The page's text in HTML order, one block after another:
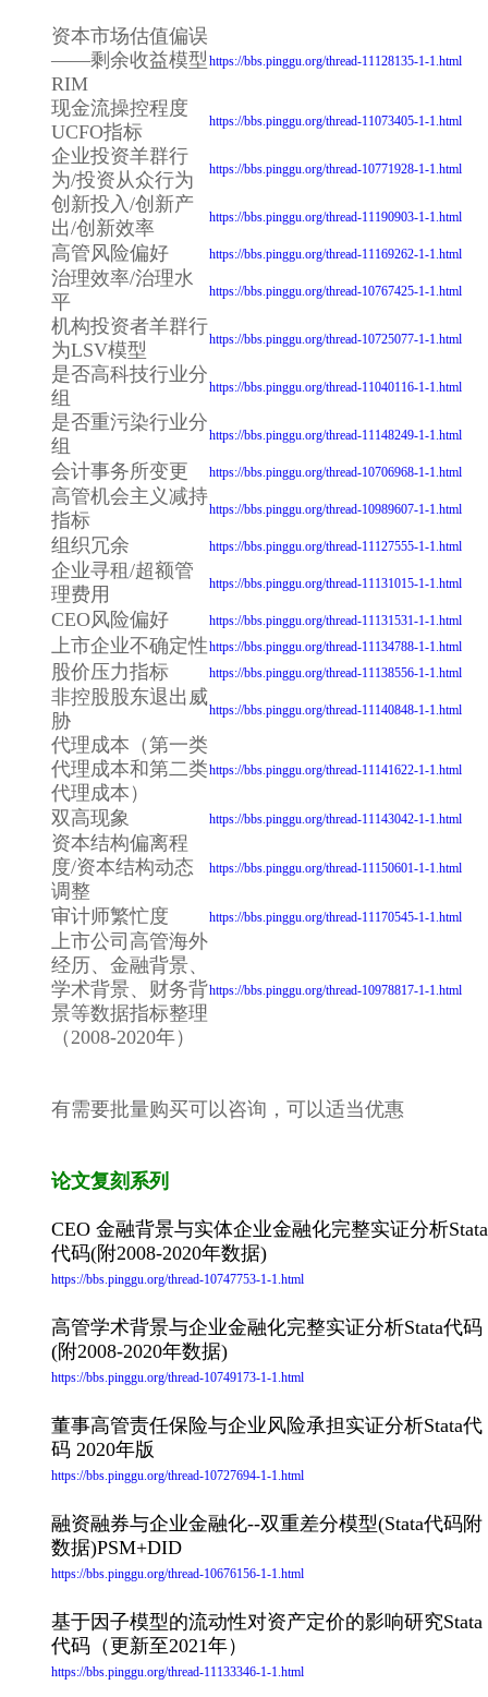
资本市场估值偏误
——剩余收益模型
RIM
https://bbs.pinggu.org/thread-11128135-1-1.html
现金流操控程度
UCFO指标
https://bbs.pinggu.org/thread-11073405-1-1.html
企业投资羊群行
为/投资从众行为
https://bbs.pinggu.org/thread-10771928-1-1.html
创新投入/创新产
出/创新效率
https://bbs.pinggu.org/thread-11190903-1-1.html
高管风险偏好 https://bbs.pinggu.org/thread-11169262-1-1.html
治理效率/治理水
平
https://bbs.pinggu.org/thread-10767425-1-1.html
机构投资者羊群行
为LSV模型
https://bbs.pinggu.org/thread-10725077-1-1.html
是否高科技行业分
组
https://bbs.pinggu.org/thread-11040116-1-1.html
是否重污染行业分
组
https://bbs.pinggu.org/thread-11148249-1-1.html
会计事务所变更 https://bbs.pinggu.org/thread-10706968-1-1.html
高管机会主义减持
指标
https://bbs.pinggu.org/thread-10989607-1-1.html
组织冗余 https://bbs.pinggu.org/thread-11127555-1-1.html
企业寻租/超额管
理费用
https://bbs.pinggu.org/thread-11131015-1-1.html
CEO风险偏好 https://bbs.pinggu.org/thread-11131531-1-1.html
上市企业不确定性https://bbs.pinggu.org/thread-11134788-1-1.html
股价压力指标 https://bbs.pinggu.org/thread-11138556-1-1.html
非控股股东退出威
胁
https://bbs.pinggu.org/thread-11140848-1-1.html
代理成本（第一类
代理成本和第二类
代理成本）
https://bbs.pinggu.org/thread-11141622-1-1.html
双高现象 https://bbs.pinggu.org/thread-11143042-1-1.html
资本结构偏离程
度/资本结构动态
调整
https://bbs.pinggu.org/thread-11150601-1-1.html
审计师繁忙度 https://bbs.pinggu.org/thread-11170545-1-1.html
上市公司高管海外
经历、金融背景、
学术背景、财务背
景等数据指标整理
（2008-2020年）
https://bbs.pinggu.org/thread-10978817-1-1.html
有需要批量购买可以咨询，可以适当优惠
论文复刻系列
CEO 金融背景与实体企业金融化完整实证分析Stata
代码(附2008-2020年数据)
https://bbs.pinggu.org/thread-10747753-1-1.html
高管学术背景与企业金融化完整实证分析Stata代码
(附2008-2020年数据)
https://bbs.pinggu.org/thread-10749173-1-1.html
董事高管责任保险与企业风险承担实证分析Stata代
码 2020年版
https://bbs.pinggu.org/thread-10727694-1-1.html
融资融券与企业金融化--双重差分模型(Stata代码附
数据)PSM+DID
https://bbs.pinggu.org/thread-10676156-1-1.html
基于因子模型的流动性对资产定价的影响研究Stata
代码（更新至2021年）
https://bbs.pinggu.org/thread-11133346-1-1.html